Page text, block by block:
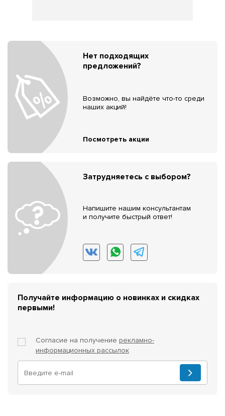
Нет подходящих
предложений?
Возможно, вы найдёте что-то среди
наших акций!
Посмотреть акции
Затрудняетесь с выбором?
Напишите нашим консультантам
и получите быстрый ответ!
Получайте информацию о новинках и скидках
первыми!
Согласие на получение рекламно-
информационных рассылок